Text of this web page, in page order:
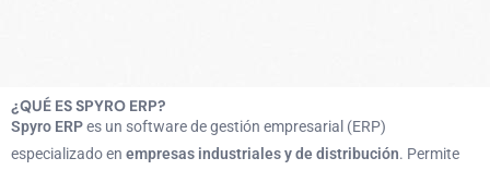
¿QUÉ ES SPYRO ERP?
Spyro ERPes un software de gestión empresarial (ERP)
especializado en empresas industriales y de distribución. Permite